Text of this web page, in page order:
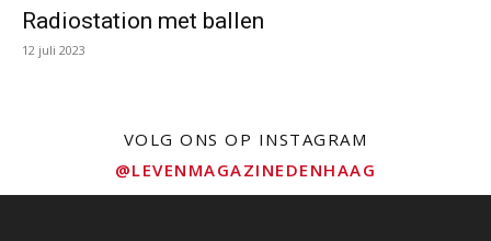
Radiostation met ballen
12 juli 2023
VOLG ONS OP INSTAGRAM
@LEVENMAGAZINEDENHAAG